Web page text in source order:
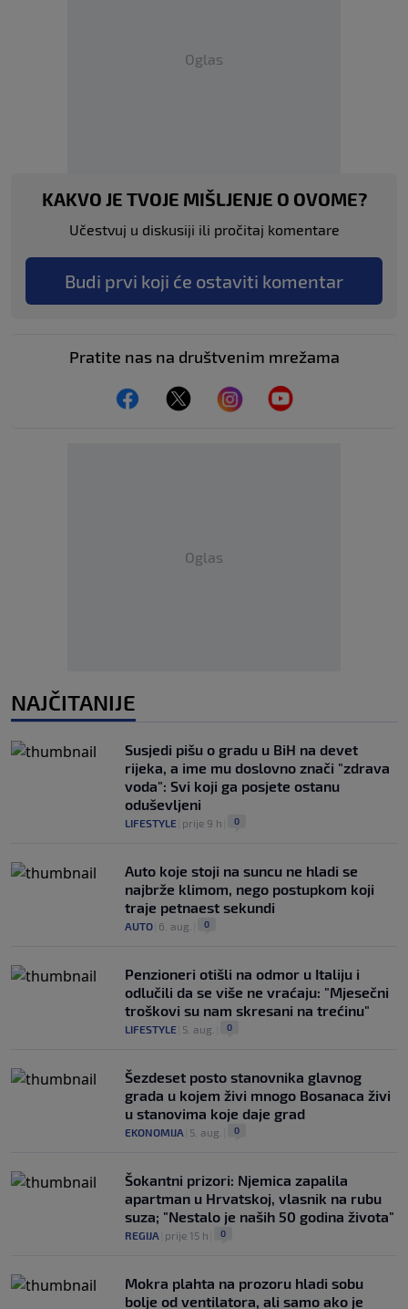
Oglas
KAKVO JE TVOJE MIŠLJENJE O OVOME?
Učestvuj u diskusiji ili pročitaj komentare
Budi prvi koji će ostaviti komentar
Pratite nas na društvenim mrežama
Oglas
NAJČITANIJE
Susjedi pišu o gradu u BiH na devet
rijeka, a ime mu doslovno znači "zdrava
voda": Svi koji ga posjete ostanu
oduševljeni
LIFESTYLE prije 9 h 0
Auto koje stoji na suncu ne hladi se
najbrže klimom, nego postupkom koji
traje petnaest sekundi
AUTO 6. aug. 0
Penzioneri otišli na odmor u Italiju i
odlučili da se više ne vraćaju: "Mjesečni
troškovi su nam skresani na trećinu"
LIFESTYLE 5. aug. 0
Šezdeset posto stanovnika glavnog
grada u kojem živi mnogo Bosanaca živi
u stanovima koje daje grad
EKONOMIJA 5. aug. 0
Šokantni prizori: Njemica zapalila
apartman u Hrvatskoj, vlasnik na rubu
suza; "Nestalo je naših 50 godina života"
REGIJA prije 15 h 0
Mokra plahta na prozoru hladi sobu
bolje od ventilatora, ali samo ako je